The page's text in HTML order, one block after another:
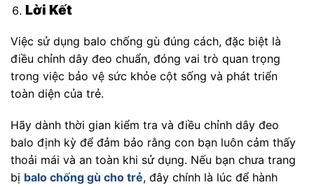
Lời Kết
Việc sử dụng balo chống gù đúng cách, đặc biệt là
điều chỉnh dây đeo chuẩn, đóng vai trò quan trọng
trong việc bảo vệ sức khỏe cột sống và phát triển
toàn diện của trẻ.
Hãy dành thời gian kiểm tra và điều chỉnh dây đeo
balo định kỳ để đảm bảo rằng con bạn luôn cảm thấy
thoải mái và an toàn khi sử dụng. Nếu bạn chưa trang
bị balo chống gù cho trẻ, đây chính là lúc để hành